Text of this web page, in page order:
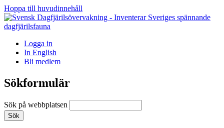
Hoppa till huvudinnehåll
Logga in
In English
Bli medlem
Sökformulär
Sök på webbplatsen